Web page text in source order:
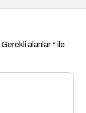
Gerekli alanlar* ile